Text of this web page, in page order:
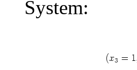
System: